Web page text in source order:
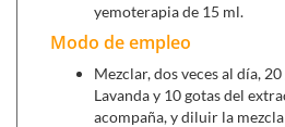
yemoterapia de 15 ml.
Modo de empleo
Mezclar, dos veces al día,
Lavanda y 10 gotas del
acompaña, y diluir la mezcla